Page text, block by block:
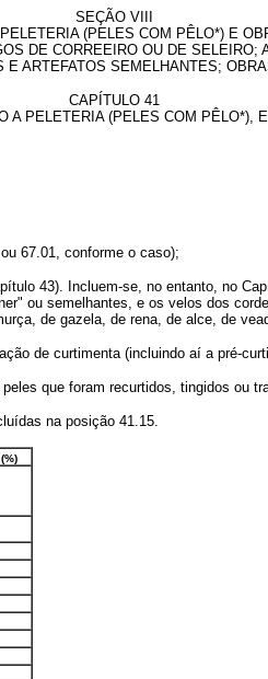
SEÇÃO VIII
(PELES COM PÊLO*) E
DE CORREEIRO OU DE SELEIRO;
E ARTEFATOS SEMELHANTES;
CAPÍTULO 41
A PELETERIA (PELES COM PÊLO*),
67.01, conforme o caso);
43). Incluem-se, no entanto, no
ou semelhantes, e os velos dos
de gazela, de rena, de alce, de
de curtimenta (incluindo aí a pré-
que foram recurtidos, tingidos ou
na posição 41.15.